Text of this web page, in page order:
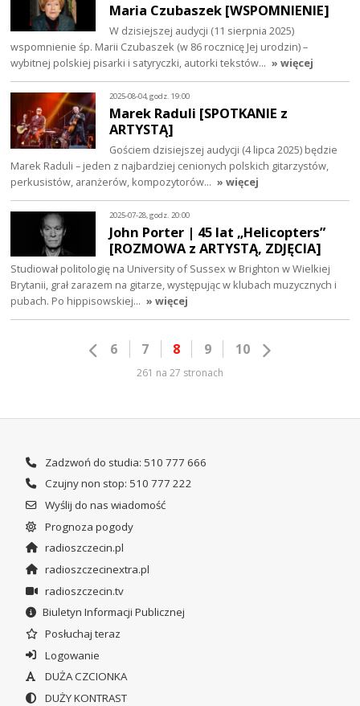
Maria Czubaszek [WSPOMNIENIE]
W dzisiejszej audycji (11 sierpnia 2025)
wspomnienie śp. Marii Czubaszek (w 86 rocznicę Jej urodzin) –
wybitnej polskiej pisarki i satyryczki, autorki tekstów… » więcej
2025-08-04, godz. 19:00
Marek Raduli [SPOTKANIE z
ARTYSTĄ]
Gościem dzisiejszej audycji (4 lipca 2025) będzie
Marek Raduli – jeden z najbardziej cenionych polskich gitarzystów,
perkusistów, aranżerów, kompozytorów… » więcej
2025-07-28, godz. 20:00
John Porter | 45 lat „Helicopters”
[ROZMOWA z ARTYSTĄ, ZDJĘCIA]
Studiował politologię na University of Sussex w Brighton w Wielkiej
Brytanii, grał zarazem na gitarze, występując w klubach muzycznych i
pubach. Po hippisowskiej… » więcej
6 7 8 9 10
261 na 27 stronach
Zadzwoń do studia: 510 777 666
Czujny non stop: 510 777 222
Wyślij do nas wiadomość
Prognoza pogody
radioszczecin.pl
radioszczecinextra.pl
radioszczecin.tv
Biuletyn Informacji Publicznej
Posłuchaj teraz
Logowanie
DUŻA CZCIONKA
DUŻY KONTRAST